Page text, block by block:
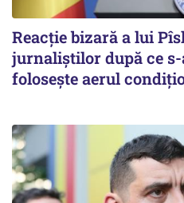
Reacție bizară a lui
jurnaliștilor după ce
folosește aerul